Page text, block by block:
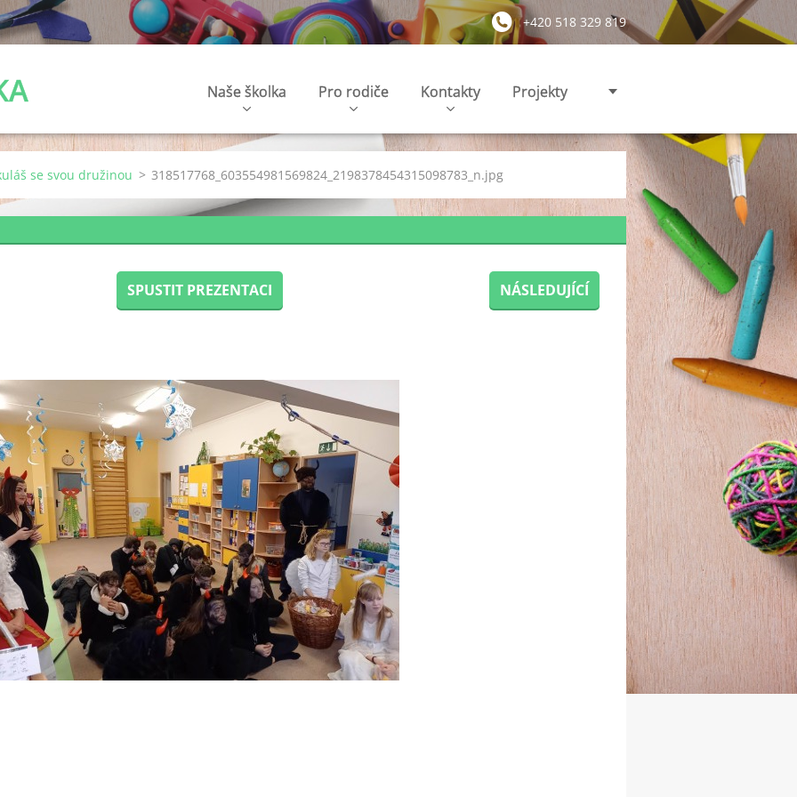
+420 518 329 819
Naše školka Pro rodiče Kontakty Projekty
se svou družinou > 318517768_603554981569824_2198378454315098783_n.jpg
SPUSTIT PREZENTACI NÁSLEDUJÍCÍ